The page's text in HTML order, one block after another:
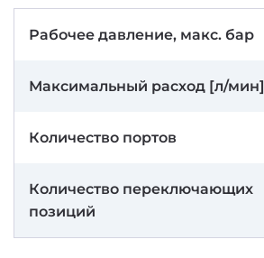
Рабочее давление, макс. бар
Максимальный расход [л/мин]
Количество портов
Количество переключающих
позиций